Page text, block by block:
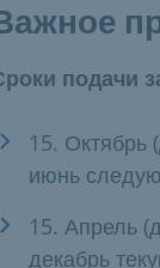
подачи
15. Октябрь
июнь
15. Апрель
декабрь